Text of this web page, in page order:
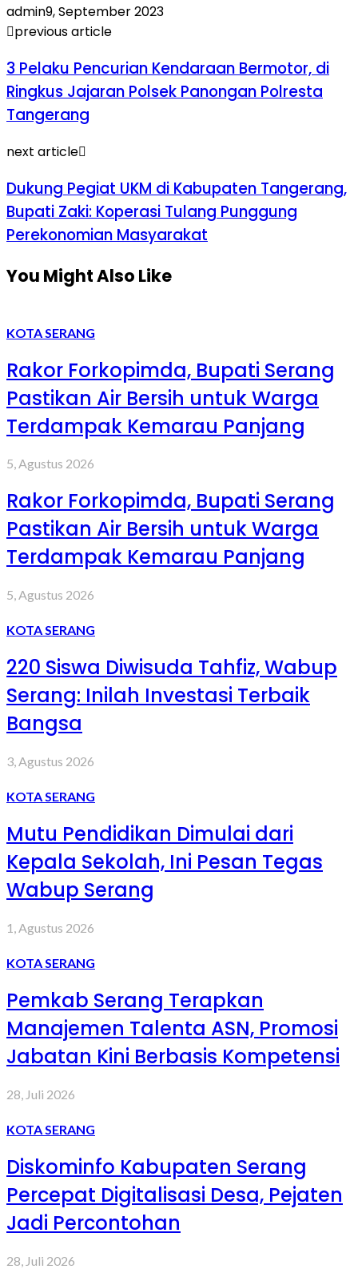
admin9, September 2023
previous article
3 Pelaku Pencurian Kendaraan Bermotor, di
Ringkus Jajaran Polsek Panongan Polresta
Tangerang
next article
Dukung Pegiat UKM di Kabupaten Tangerang,
Bupati Zaki: Koperasi Tulang Punggung
Perekonomian Masyarakat
You Might Also Like
KOTA SERANG
Rakor Forkopimda, Bupati Serang
Pastikan Air Bersih untuk Warga
Terdampak Kemarau Panjang
5, Agustus 2026
Rakor Forkopimda, Bupati Serang
Pastikan Air Bersih untuk Warga
Terdampak Kemarau Panjang
5, Agustus 2026
KOTA SERANG
220 Siswa Diwisuda Tahfiz, Wabup
Serang: Inilah Investasi Terbaik
Bangsa
3, Agustus 2026
KOTA SERANG
Mutu Pendidikan Dimulai dari
Kepala Sekolah, Ini Pesan Tegas
Wabup Serang
1, Agustus 2026
KOTA SERANG
Pemkab Serang Terapkan
Manajemen Talenta ASN, Promosi
Jabatan Kini Berbasis Kompetensi
28, Juli 2026
KOTA SERANG
Diskominfo Kabupaten Serang
Percepat Digitalisasi Desa, Pejaten
Jadi Percontohan
28, Juli 2026